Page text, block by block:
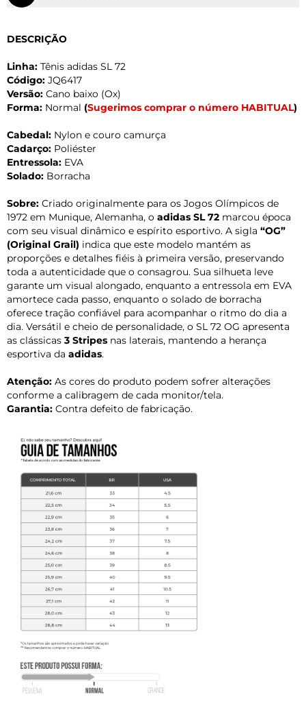
DESCRIÇÃO
Linha: Tênis adidas SL 72
Código: JQ6417
Versão: Cano baixo (Ox)
Forma: Normal (Sugerimos comprar o número HABITUAL)
Cabedal: Nylon e couro camurça
Cadarço: Poliéster
Entressola: EVA
Solado: Borracha
Sobre: Criado originalmente para os Jogos Olímpicos de
1972 em Munique, Alemanha, o adidas SL 72 marcou época
com seu visual dinâmico e espírito esportivo. A sigla “OG”
(Original Grail) indica que este modelo mantém as
proporções e detalhes fiéis à primeira versão, preservando
toda a autenticidade que o consagrou. Sua silhueta leve
garante um visual alongado, enquanto a entressola em EVA
amortece cada passo, enquanto o solado de borracha
oferece tração confiável para acompanhar o ritmo do dia a
dia. Versátil e cheio de personalidade, o SL 72 OG apresenta
as clássicas 3 Stripes nas laterais, mantendo a herança
esportiva da adidas.
Atenção: As cores do produto podem sofrer alterações
conforme a calibragem de cada monitor/tela.
Garantia: Contra defeito de fabricação.